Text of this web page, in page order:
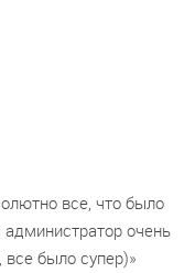
все, что было
очень
было супер)